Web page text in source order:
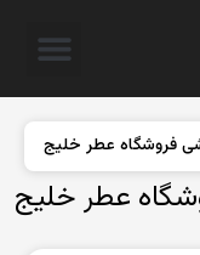
فروشگاه عطر خلیج
عطر خلیج